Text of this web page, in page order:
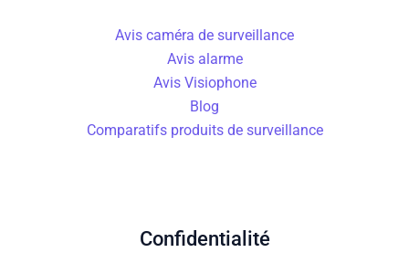
Avis caméra de surveillance
Avis alarme
Avis Visiophone
Blog
Comparatifs produits de surveillance
Confidentialité